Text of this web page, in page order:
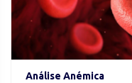
Análise Anémica